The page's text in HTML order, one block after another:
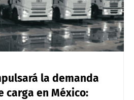
la demanda
carga en México: